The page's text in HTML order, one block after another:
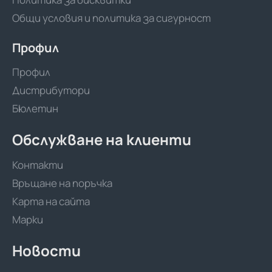
Общи условия и политика за сигурност
Профил
Профил
Дистрибутори
Бюлетин
Обслужване на клиенти
Контакти
Връщане на поръчка
Карта на сайта
Марки
Новости